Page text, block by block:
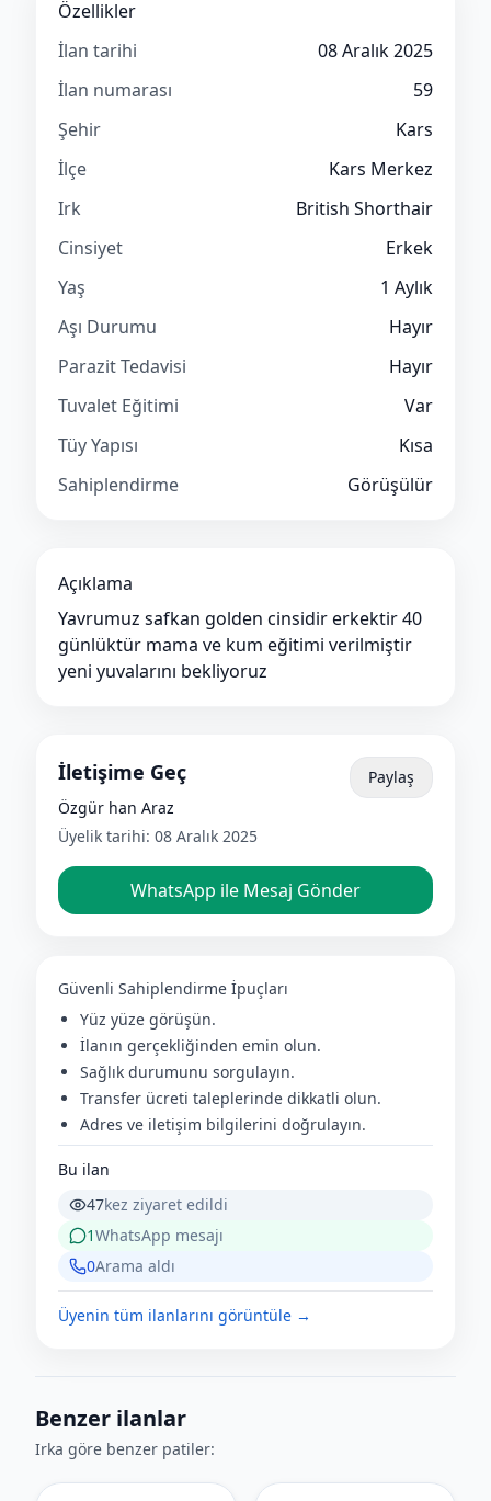
Özellikler
İlan tarihi
08 Aralık 2025
İlan numarası
59
Şehir
Kars
İlçe
Kars Merkez
Irk
British Shorthair
Cinsiyet
Erkek
Yaş
1 Aylık
Aşı Durumu
Hayır
Parazit Tedavisi
Hayır
Tuvalet Eğitimi
Var
Tüy Yapısı
Kısa
Sahiplendirme
Görüşülür
Açıklama
Yavrumuz safkan golden cinsidir erkektir 40
günlüktür mama ve kum eğitimi verilmiştir
yeni yuvalarını bekliyoruz
İletişime Geç
Özgür han Araz
Üyelik tarihi: 08 Aralık 2025
Paylaş
WhatsApp ile Mesaj Gönder
Güvenli Sahiplendirme İpuçları
Yüz yüze görüşün.
İlanın gerçekliğinden emin olun.
Sağlık durumunu sorgulayın.
Transfer ücreti taleplerinde dikkatli olun.
Adres ve iletişim bilgilerini doğrulayın.
Bu ilan
47kez ziyaret edildi
1WhatsApp mesajı
0Arama aldı
Üyenin tüm ilanlarını görüntüle →
Benzer ilanlar
Irka göre benzer patiler: